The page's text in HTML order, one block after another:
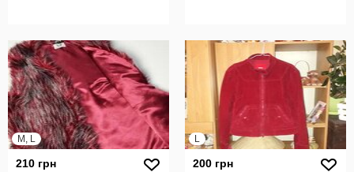
M, L
210 грн
L
200 грн